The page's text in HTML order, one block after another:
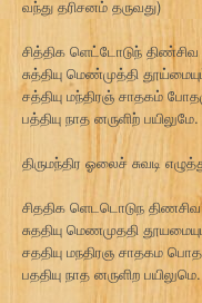
வந்து தரிசனம் தருவது)
சித்திக ளெட்டோடுந் திண்சிவ
சுத்தியு மெண்முத்தி
சத்தியு மந்திரஞ் சாதகம்
பத்தியு நாத னருளிற் பயிலுமே.
திருமந்திர ஓலைச் சுவடி
சிததிக ளெடடொடுந
சுததியு மெணமுததி
சததியு மநதிரஞ சாதகம
பததியு நாத னருளிற பயிலுமெ.